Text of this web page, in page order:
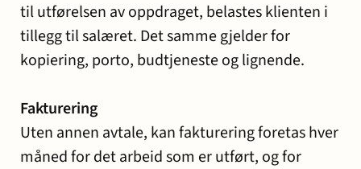
til utførelsen av oppdraget, belastes klienten i
tillegg til salæret. Det samme gjelder for
kopiering, porto, budtjeneste og lignende.
Fakturering
Uten annen avtale, kan fakturering foretas hver
måned for det arbeid som er utført, og for